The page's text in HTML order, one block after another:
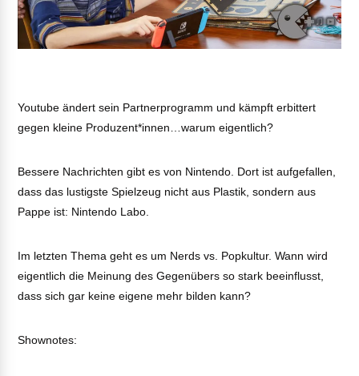
Youtube ändert sein Partnerprogramm und kämpft erbittert
gegen kleine Produzent*innen…warum eigentlich?
Bessere Nachrichten gibt es von Nintendo. Dort ist aufgefallen,
dass das lustigste Spielzeug nicht aus Plastik, sondern aus
Pappe ist: Nintendo Labo.
Im letzten Thema geht es um Nerds vs. Popkultur. Wann wird
eigentlich die Meinung des Gegenübers so stark beeinflusst,
dass sich gar keine eigene mehr bilden kann?
Shownotes: